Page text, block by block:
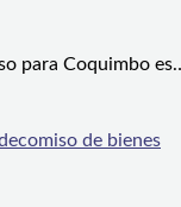
para Coquimbo